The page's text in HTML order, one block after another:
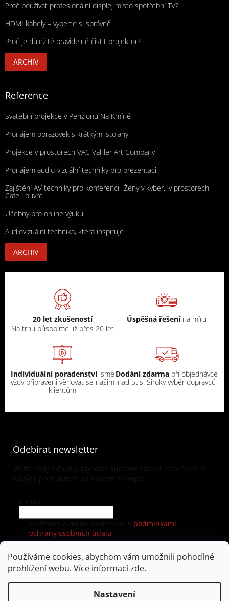
Používáme cookies, abychom vám umožnili pohodlné
prohlížení webu. Více informacízde.
Nastavení
Proč používat profesionální displej místo spotřební TV?
HDMI kabely – vyberte si správně
Proč je důležité pravidelně čistit projektor?
ARCHIV
Reference
Svatební projekce v Penzionu Na Kmíně
Pronájem obrazovek s krátkými stojany
Projekce v prostorech VAC Vahler Art Company
Pronájem audio-vizuální techniky pro prezentaci
Zajištění AV techniky pro konferenci "Ženy v kyber,, v prostorech
Cafe Louvre
Učebny pro online výuku
Audiovizuální technika, která inspiruje
ARCHIV
20 let zkušeností
Na trhu působíme již přes 20 let
Úspěšná řešení na míru
Individuální poradenstvíjsme
vždy připraveni věnovat se našim
klientům
Dodání zdarma při objednávce
nad 5tis. Široký výběr dopravců
Odebírat newsletter
Vložte svůj e-mail a my vám budeme zasílat informace o
nových produktech na našem e-shopu.
E-mail
Vložením e-mailu souhlasíte s podmínkami
ochrany osobních údajů
PŘIHLÁSIT SE